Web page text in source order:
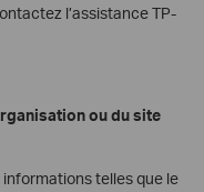
l’assistance TP-
ou du site
telles que le